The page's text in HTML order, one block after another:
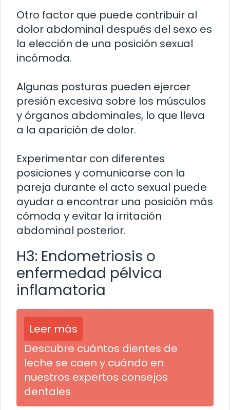
Otro factor que puede contribuir al
dolor abdominal después del sexo es
la elección de una posición sexual
incómoda.
Algunas posturas pueden ejercer
presión excesiva sobre los músculos
y órganos abdominales, lo que lleva
a la aparición de dolor.
Experimentar con diferentes
posiciones y comunicarse con la
pareja durante el acto sexual puede
ayudar a encontrar una posición más
cómoda y evitar la irritación
abdominal posterior.
H3: Endometriosis o
enfermedad pélvica
inflamatoria
Leer más
Descubre cuántos dientes de
leche se caen y cuándo en
nuestros expertos consejos
dentales